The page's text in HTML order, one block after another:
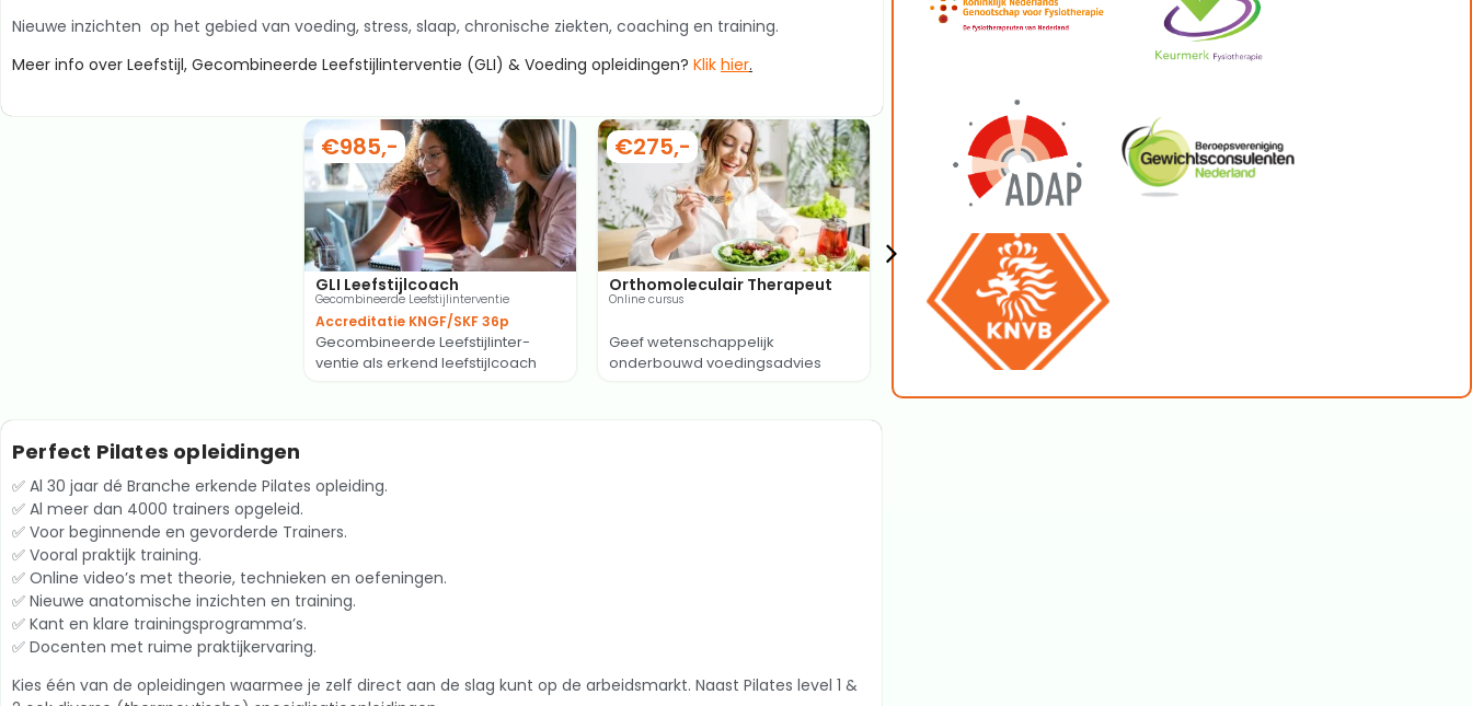
Nieuwe inzichten op het gebied van voeding, stress, slaap, chronische ziekten, coaching en training.
Meer info over Leefstijl, Gecombineerde Leefstijlinterventie (GLI) & Voeding opleidingen? Klik hier.
€985,-
GLI Leefstijlcoach
Gecombineerde Leefstijlinterventie
Accreditatie KNGF/SKF 36p
Gecombineerde Leefstijlinter-
ventie als erkend leefstijlcoach
€275,-
Orthomoleculair Therapeut
Online cursus
Geef wetenschappelijk
onderbouwd voedingsadvies
€495,-
Fysiotherapie & oncologie
Therapeutische interventies
Accreditatie KNGF/SKF 12p
Verbreed je werkveld richting
medische fitnesstraining
€,-
Perfect Pilates opleidingen
✅ Al 30 jaar dé Branche erkende Pilates opleiding.
✅ Al meer dan 4000 trainers opgeleid.
✅ Voor beginnende en gevorderde Trainers.
✅ Vooral praktijk training.
✅ Online video’s met theorie, technieken en oefeningen.
✅ Nieuwe anatomische inzichten en training.
✅ Kant en klare trainingsprogramma’s.
✅ Docenten met ruime praktijkervaring.
Kies één van de opleidingen waarmee je zelf direct aan de slag kunt op de arbeidsmarkt. Naast Pilates level 1 &